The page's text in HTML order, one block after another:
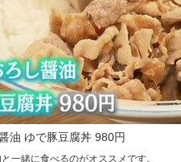
油 ゆで豚豆腐丼 980円
一緒に食べるのがオススメです。